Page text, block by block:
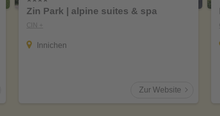
Zin Park | alpine suites & spa
CIN +
Innichen
Zur Website